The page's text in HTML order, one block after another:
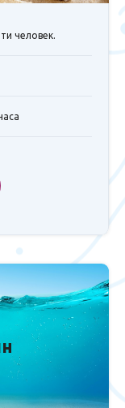
человек.